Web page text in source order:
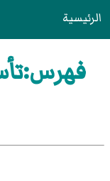
الرئيسية